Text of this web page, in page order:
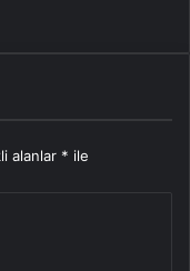
alanlar * ile